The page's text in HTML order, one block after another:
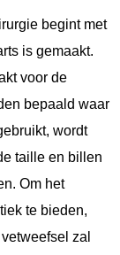
begint met
is gemaakt.
voor de
bepaald waar
wordt
taille en billen
Om het
te bieden,
zal